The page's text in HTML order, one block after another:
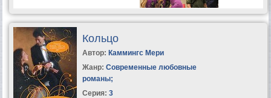
Кольцо
Автор: Каммингс Мери
Жанр: Современные любовные
романы;
Серия: 3